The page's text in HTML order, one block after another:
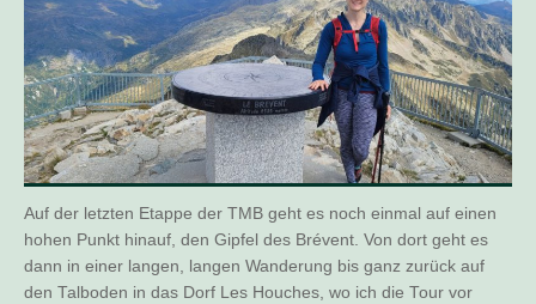
Auf der letzten Etappe der TMB geht es noch einmal auf einen
hohen Punkt hinauf, den Gipfel des Brévent. Von dort geht es
dann in einer langen, langen Wanderung bis ganz zurück auf
den Talboden in das Dorf Les Houches, wo ich die Tour vor